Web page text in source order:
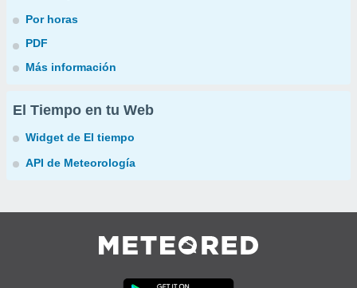
Por horas
PDF
Más información
El Tiempo en tu Web
Widget de El tiempo
API de Meteorología